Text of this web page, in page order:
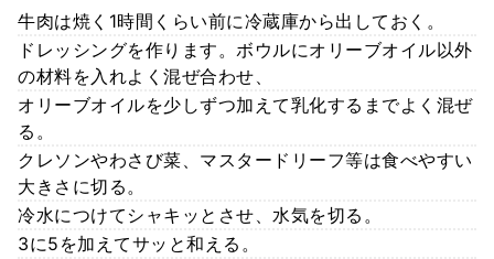
牛肉は焼く1時間くらい前に冷蔵庫から出しておく。
ドレッシングを作ります。ボウルにオリーブオイル以外
の材料を入れよく混ぜ合わせ、
オリーブオイルを少しずつ加えて乳化するまでよく混ぜ
る。
クレソンやわさび菜、マスタードリーフ等は食べやすい
大きさに切る。
冷水につけてシャキッとさせ、水気を切る。
3に5を加えてサッと和える。